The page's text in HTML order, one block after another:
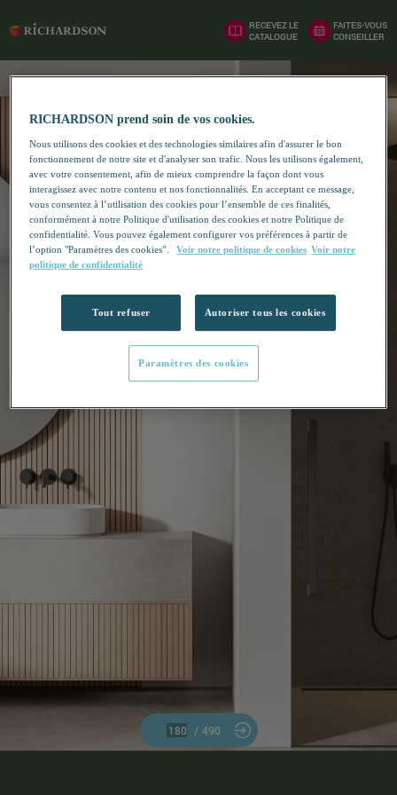
RECEVEZ LE
CATALOGUE
FAITES-VOUS
CONSEILLER
/ 490
RICHARDSON prend soin de vos cookies.
Nous utilisons des cookies et des technologies similaires afin d'assurer le bon
fonctionnement de notre site et d'analyser son trafic. Nous les utilisons également,
avec votre consentement, afin de mieux comprendre la façon dont vous
interagissez avec notre contenu et nos fonctionnalités. En acceptant ce message,
vous consentez à l’utilisation des cookies pour l’ensemble de ces finalités,
conformément à notre Politique d'utilisation des cookies et notre Politique de
confidentialité. Vous pouvez également configurer vos préférences à partir de
l’option "Paramètres des cookies”.
Voir notre politique de cookies Voir notre
politique de confidentialité
Tout refuser Autoriser tous les cookies
Paramètres des cookies